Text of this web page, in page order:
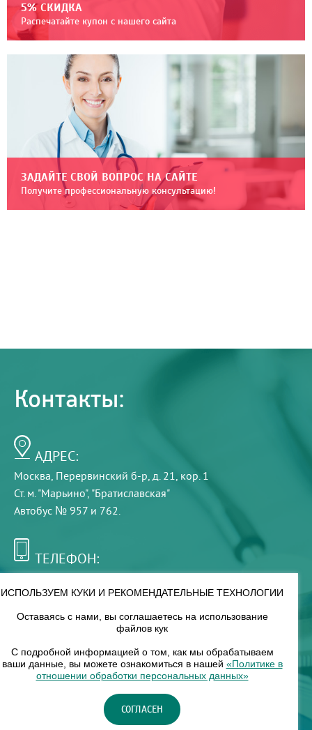
5% СКИДКА
Распечатайте купон с нашего сайта
ЗАДАЙТЕ СВОЙ ВОПРОС НА САЙТЕ
Получите профессиональную консультацию!
Контакты:
АДРЕС:
Москва, Перервинский б-р, д. 21, кор. 1
Ст. м. "Марьино", "Братиславская"
Автобус № 957 и 762.
ТЕЛЕФОН:
РЕЖИМ РАБОТЫ:
8 — 18
НАШ ФИЛИАЛ:
Москва, м. Нагорное, Нагорный б-р, д. 19, кор. 1
ИСПОЛЬЗУЕМ КУКИ И РЕКОМЕНДАТЕЛЬНЫЕ ТЕХНОЛОГИИ
Оставаясь с нами, вы соглашаетесь на использование
файлов кук
С подробной информацией о том, как мы обрабатываем
ваши данные, вы можете ознакомиться в нашей «Политике в
отношении обработки персональных данных»
СОГЛАСЕН